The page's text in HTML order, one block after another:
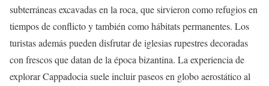
subterráneas excavadas en la roca, que sirvieron como refugios en
tiempos de conflicto y también como hábitats permanentes. Los
turistas además pueden disfrutar de iglesias rupestres decoradas
con frescos que datan de la época bizantina. La experiencia de
explorar Cappadocia suele incluir paseos en globo aerostático al